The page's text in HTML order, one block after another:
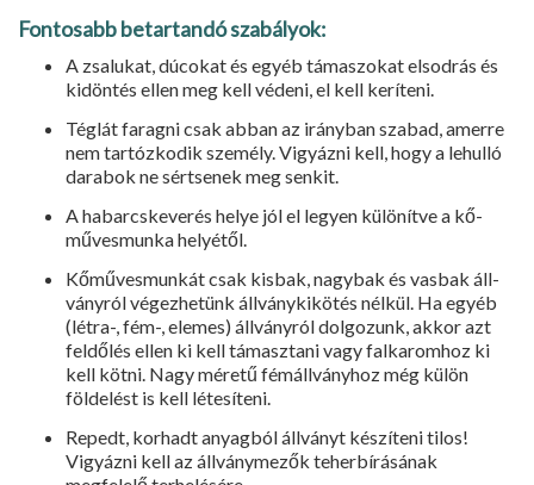
Fontosabb betartandó szabályok:
A zsalukat, dúcokat és egyéb támaszokat elsodrás és
kidöntés ellen meg kell védeni, el kell keríteni.
Téglát faragni csak abban az irányban szabad, amerre
nem tartózkodik személy. Vigyázni kell, hogy a lehulló
darabok ne sértsenek meg senkit.
A habarcskeverés helye jól el legyen különítve a kő­
művesmunka helyétől.
Kőművesmunkát csak kisbak, nagybak és vasbak áll­
ványról végezhetünk állványkikötés nélkül. Ha egyéb
(létra-, fém-, elemes) állványról dolgozunk, akkor azt
fel­dőlés ellen ki kell támasztani vagy falkaromhoz ki
kell kötni. Nagy méretű fémállványhoz még külön
földelést is kell létesíteni.
Repedt, korhadt anyagból állványt készíteni tilos!
Vigyázni kell az állványmezők teherbírásának